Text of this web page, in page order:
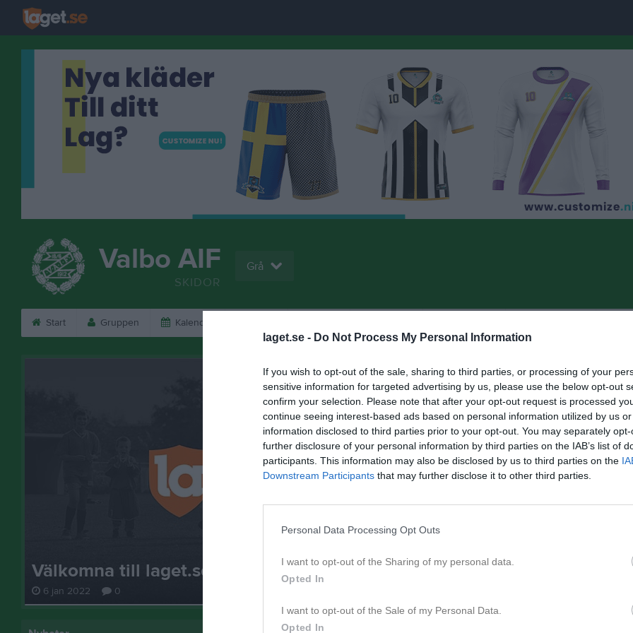
laget.se - Do Not Process My Personal Information
If you wish to opt-out of the sale, sharing to third parties, or processing of your
sensitive information for targeted advertising by us, please use the below opt-out
confirm your selection. Please note that after your opt-out request is processed
continue seeing interest-based ads based on personal information utilized by us
information disclosed to third parties prior to your opt-out. You may separately
further disclosure of your personal information by third parties on the IAB’s list of
participants. This information may also be disclosed by us to third parties on the
Downstream Participants that may further disclose it to other third parties.
Personal Data Processing Opt Outs
I want to opt-out of the Sharing of my personal data.
Opted In
I want to opt-out of the Sale of my Personal Data.
Opted In
Valbo AIF
SKIDOR
Grå
Start Gruppen Kalender
Välkomna till laget.se – Här finns viktig information!
6 jan 2022 0
På gång
Inga kommande